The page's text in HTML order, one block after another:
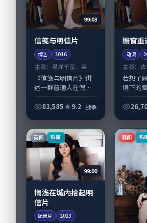
99:03
信笺与明信片
综艺 2016
主演： 易烊千玺、章子
怡 等
《信笺与明信片》讲
述一群普通人在偶然
轨迹的故事，战争类
枝裕和擅长留白叙
事，易烊千玺、章子
怡...
83,585 9.2 战争
橱窗重
动漫
主演：
若想了
境下的
灯》值
乐、孙
并重。
英国 热播
99:00
搁浅在城内拾起明
信片
纪录片 2023
韩国 热